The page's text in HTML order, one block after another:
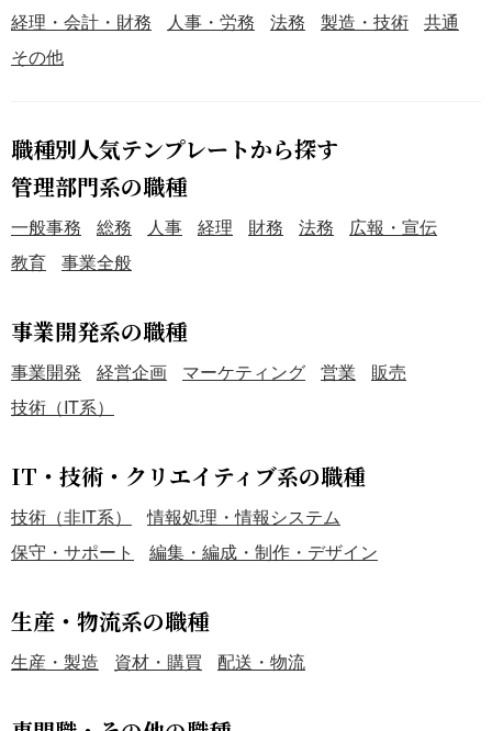
経理・会計・財務
人事・労務 法務 製造・技術
共通
その他
職種別人気テンプレートから探す
管理部門系の職種
一般事務 総務 人事 経理 財務 法務
広報・宣伝
教育
事業全般
事業開発系の職種
事業開発 経営企画 マーケティング 営業
販売
技術（IT系）
IT・技術・クリエイティブ系の職種
技術（非IT系）
情報処理・情報システム
保守・サポート
編集・編成・制作・デザイン
生産・物流系の職種
生産・製造 資材・購買 配送・物流